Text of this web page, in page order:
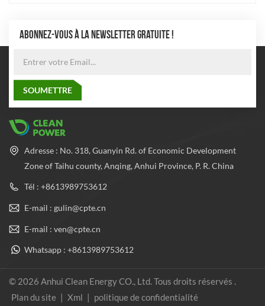
ABONNEZ-VOUS À LA NEWSLETTER GRATUITE !
Adresse : No. 318, Guanyin Rd. of Economic Development
Zone of Taihu county, Anqing, Anhui Province, P. R. China
Tél : +8613989753612
E-mail : gulin@cpte.cn
E-mail : ven@cpte.cn
Whatsapp : +8613989753612
© 2026 Anhui Clean Energy CO., Ltd. Tous droits réservés .
Plan du site | Xml | politique de confidentialité